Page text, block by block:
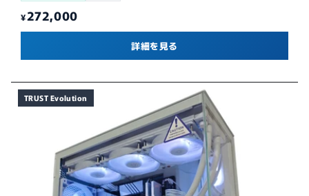
¥272,000
詳細を見る
TRUST Evolution